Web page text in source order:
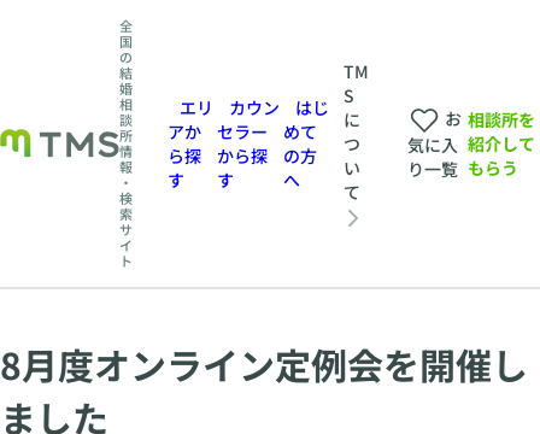
全
国
の
結
婚
相
談
所
情
報
・
検
索
サ
イ
ト
エリ
アか
ら探
す
カウン
セラー
から探
す
はじ
めて
の方
へ
TM
S
に
つ
い
て
お
気に入
り一覧
相談所を
紹介して
もらう
8月度オンライン定例会を開催し
ました